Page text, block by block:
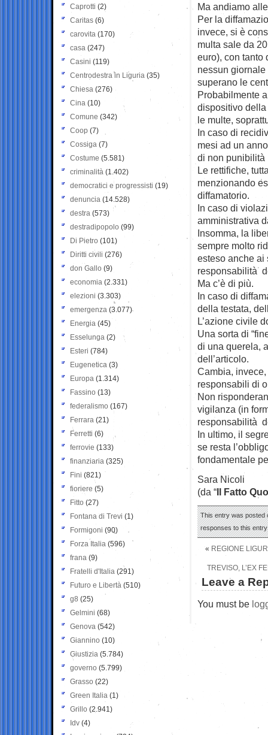
Ma andiamo
Per la
invece, si è
multa sale da
euro), con tanto
nessun
superano le
Probabilmente
dispositivo della
le multe,
In caso di
mesi ad un
di non punibilità
Le rettifiche,
menzionando
diffamatorio.
In caso di
amministrativa
Insomma, la
sempre molto
esteso anche ai
responsabilità
Ma c’è di più.
In caso di
della testata,
L’azione civile
Una sorta di
di una querela,
dell’articolo.
Cambia,
responsabili di
Non
vigilanza (in
responsabilità
In ultimo, il
se resta
fondamentale
Sara Nicoli
(da “Il Fatto
This entry was posted
responses to this
« REGIONE
TREVISO, L’EX
Leave a
You must be
Caprotti (2)
Caritas (6)
carovita (170)
casa (247)
Casini (119)
Centrodestra in Liguria (35)
Chiesa (276)
Cina (10)
Comune (342)
Coop (7)
Cossiga (7)
Costume (5.581)
criminalità (1.402)
democratici e progressisti (19)
denuncia (14.528)
destra (573)
destradipopolo (99)
Di Pietro (101)
Diritti civili (276)
don Gallo (9)
economia (2.331)
elezioni (3.303)
emergenza (3.077)
Energia (45)
Esselunga (2)
Esteri (784)
Eugenetica (3)
Europa (1.314)
Fassino (13)
federalismo (167)
Ferrara (21)
Ferretti (6)
ferrovie (133)
finanziaria (325)
Fini (821)
fioriere (5)
Fitto (27)
Fontana di Trevi (1)
Formigoni (90)
Forza Italia (596)
frana (9)
Fratelli d'Italia (291)
Futuro e Libertà (510)
g8 (25)
Gelmini (68)
Genova (542)
Giannino (10)
Giustizia (5.784)
governo (5.799)
Grasso (22)
Green Italia (1)
Grillo (2.941)
Idv (4)